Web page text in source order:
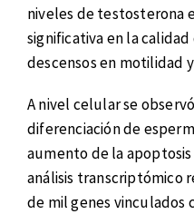
niveles de testosterona
significativa en la
descensos en motilidad
A nivel celular se
diferenciación de
aumento de la
análisis transcriptómico
de mil genes vinculados